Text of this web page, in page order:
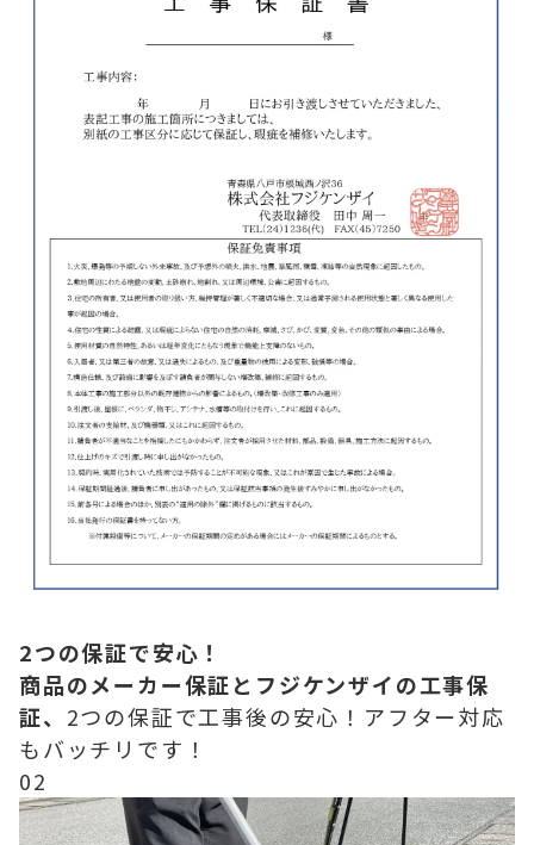
2つの保証で安心！
商品のメーカー保証とフジケンザイの工事保
証、 2つの保証で工事後の安心！アフター対応
もバッチリです！
02